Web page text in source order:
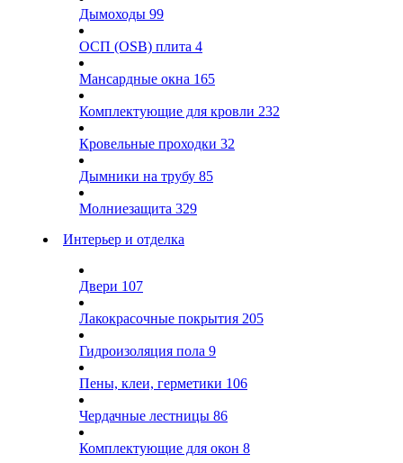
Дымоходы 99
ОСП (OSB) плита 4
Мансардные окна 165
Комплектующие для кровли 232
Кровельные проходки 32
Дымники на трубу 85
Молниезащита 329
Интерьер и отделка
Двери 107
Лакокрасочные покрытия 205
Гидроизоляция пола 9
Пены, клеи, герметики 106
Чердачные лестницы 86
Комплектующие для окон 8